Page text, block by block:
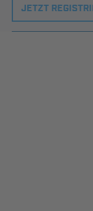
JETZT